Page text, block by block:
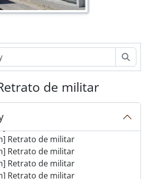
de militar
Retrato de militar
Retrato de marinheiro
Retrato de militar
Retrato de militar
Retrato de marinheiro
Retrato de militar
Retrato de militares
Retrato de militar
Retrato de militar
Retrato de militar
Retrato de militar
Retrato de militar